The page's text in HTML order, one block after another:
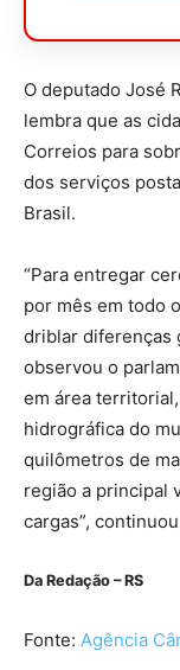
O deputado José
lembra que as
Correios para
dos serviços
Brasil.
“Para entregar
por mês em todo
driblar diferenças
observou o
em área
hidrográfica do
quilômetros de
região a principal
cargas”,
Da Redação – RS
Fonte: Agência